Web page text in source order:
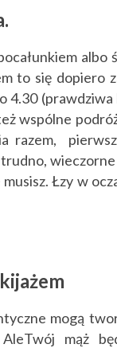
albo
to się dopiero
wspólne
razem,
Łzy w
mogą
mąż